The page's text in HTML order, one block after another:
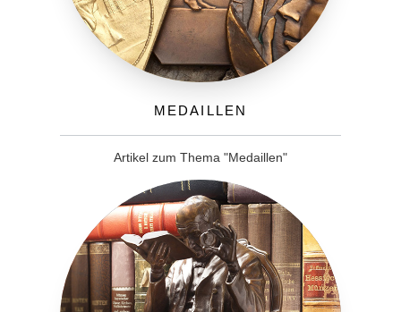
Medaillen
Artikel zum Thema "Medaillen"